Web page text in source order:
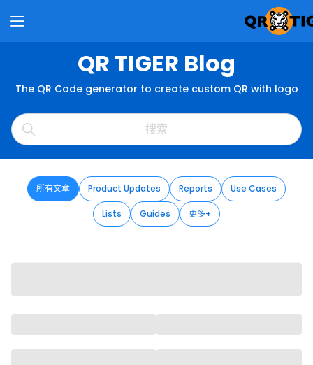
QR TIGER Blog
The QR Code generator to create custom QR with logo
所有文章 Product Updates Reports Use Cases
Lists Guides 更多+